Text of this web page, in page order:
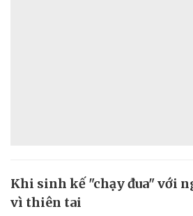
Khi sinh kế "chạy đua" với
vì thiên tai